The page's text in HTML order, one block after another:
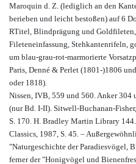
Maroquin d. Z. (lediglich an den
berieben und leicht bestoßen) auf 6
RTitel, Blindprägung und
Fileteneinfassung, Stehkantenrifeln,
um blau-grau-rot-marmorierte
Paris, Denné & Perlet (1801-)1806
oder 1818).
Nissen, IVB, 559 und 560. Anker 304
(nur Bd. I-II). Sitwell-Buchanan-
S. 170. H. Bradley Martin Library
Classics, 1987, S. 45. –
"Naturgeschichte der Paradiesvögel,
ferner der "Honigvögel und